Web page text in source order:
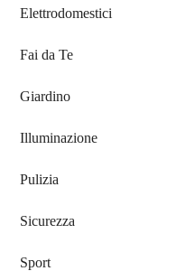
Elettrodomestici
Fai da Te
Giardino
Illuminazione
Pulizia
Sicurezza
Sport